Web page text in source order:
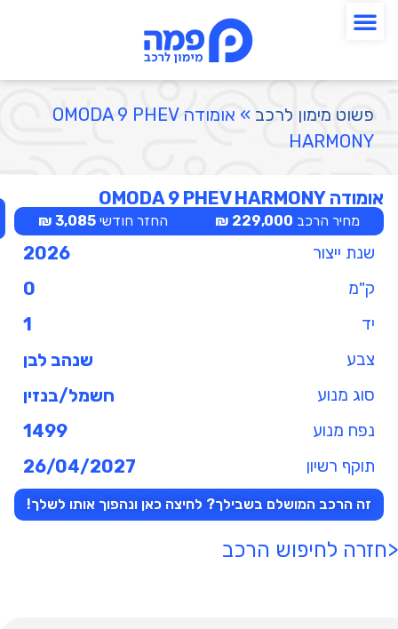
פשוט מימון לרכב »
אומודה OMODA 9 PHEV
HARMONY
אומודה OMODA 9 PHEV HARMONY
מחיר הרכב 229,000 ₪ החזר חודשי3,085 ₪
שנת ייצור 2026
ק"מ 0
יד 1
צבע שנהב לבן
סוג מנוע חשמל/בנזין
נפח מנוע 1499
תוקף רשיון 26/04/2027
זה הרכב המושלם בשבילך? לחיצה כאן ונהפוך אותו לשלך!
<חזרה לחיפוש הרכב